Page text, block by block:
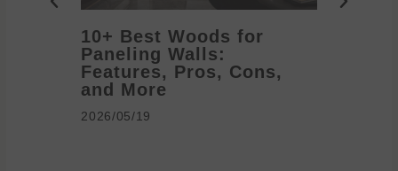
10+ Best Woods for
Paneling Walls:
Features, Pros, Cons,
and More
2026/05/19